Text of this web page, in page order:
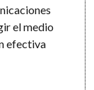
el medio
efectiva